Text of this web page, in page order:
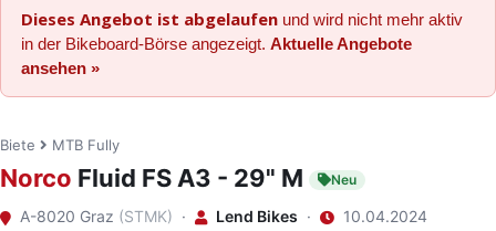
Dieses Angebot ist abgelaufen und wird nicht mehr aktiv
in der Bikeboard-Börse angezeigt. Aktuelle Angebote
ansehen »
Biete MTB Fully
Norco Fluid FS A3 - 29" M Neu
A-8020 Graz (STMK) · Lend Bikes · 10.04.2024